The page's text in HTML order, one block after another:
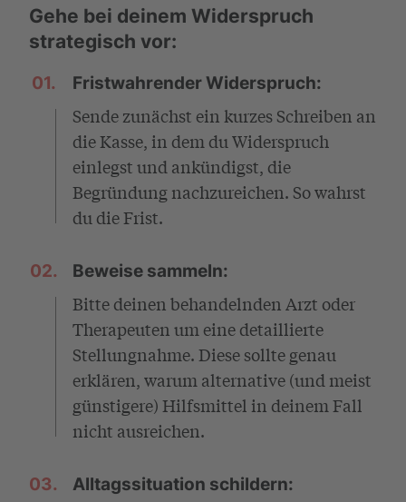
Gehe bei deinem Widerspruch
strategisch vor:
01. Fristwahrender Widerspruch:
Sende zunächst ein kurzes Schreiben an
die Kasse, in dem du Widerspruch
einlegst und ankündigst, die
Begründung nachzureichen. So wahrst
du die Frist.
02. Beweise sammeln:
Bitte deinen behandelnden Arzt oder
Therapeuten um eine detaillierte
Stellungnahme. Diese sollte genau
erklären, warum alternative (und meist
günstigere) Hilfsmittel in deinem Fall
nicht ausreichen.
03. Alltagssituation schildern: